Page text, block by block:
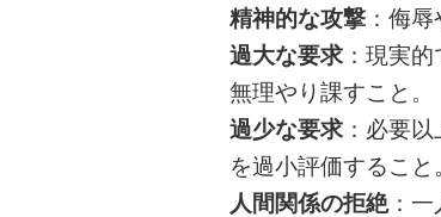
精神的な攻撃 ：侮
過大な要求 ：現実
無理やり課すこと。
過少な要求 ：必要
を過小評価すること
人間関係の拒絶：一